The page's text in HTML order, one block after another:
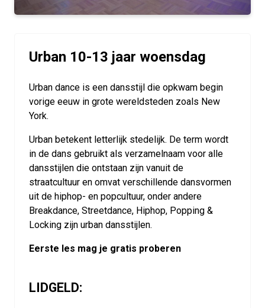
Urban 10-13 jaar woensdag
Urban dance is een dansstijl die opkwam begin
vorige eeuw in grote wereldsteden zoals New
York.
Urban betekent letterlijk stedelijk. De term wordt
in de dans gebruikt als verzamelnaam voor alle
dansstijlen die ontstaan zijn vanuit de
straatcultuur en omvat verschillende dansvormen
uit de hiphop- en popcultuur, onder andere
Breakdance, Streetdance, Hiphop, Popping &
Locking zijn urban dansstijlen.
Eerste les mag je gratis proberen
LIDGELD: